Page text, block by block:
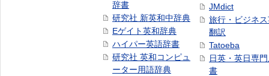
辞書
研究社 新英和中辞典
Eゲイト英和辞典
ハイパー英語辞書
研究社 英和コンピュ
ーター用語辞典
JMdict
旅行・ビジネ
翻訳
Tatoeba
日英・英日専
書